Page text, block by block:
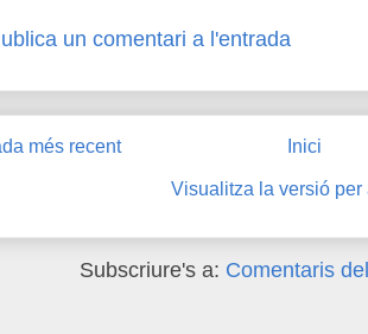
un comentari a l'entrada
més recent Inici
Visualitza la versió per
Subscriure's a: Comentaris